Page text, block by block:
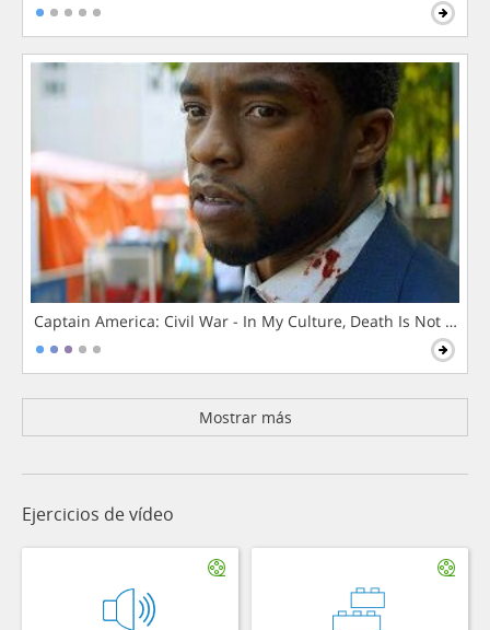
Captain America: Civil War - In My Culture, Death Is Not The
Mostrar más
Ejercicios de vídeo